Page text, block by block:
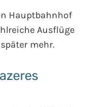
Hauptbahnhof
Ausflüge
mehr.